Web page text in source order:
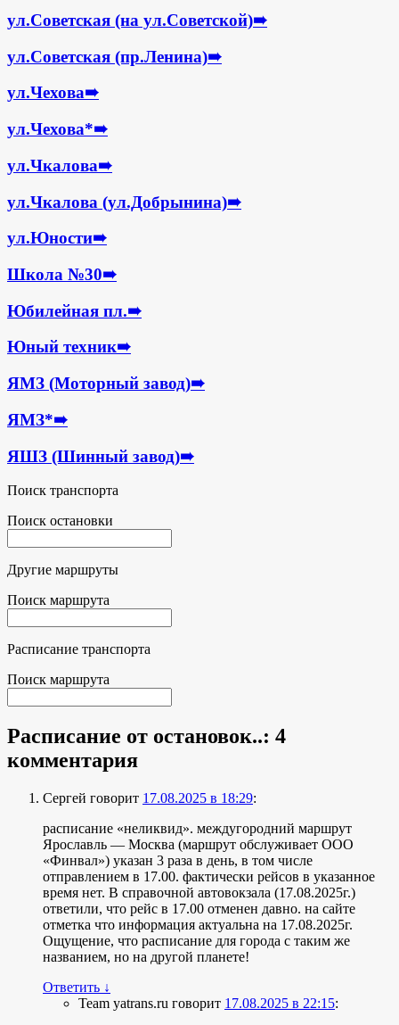
ул.Советская (на ул.Советской)➠
ул.Советская (пр.Ленина)➠
ул.Чехова➠
ул.Чехова*➠
ул.Чкалова➠
ул.Чкалова (ул.Добрынина)➠
ул.Юности➠
Школа №30➠
Юбилейная пл.➠
Юный техник➠
ЯМЗ (Моторный завод)➠
ЯМЗ*➠
ЯШЗ (Шинный завод)➠
Поиск транспорта
Поиск остановки
Другие маршруты
Поиск маршрута
Расписание транспорта
Поиск маршрута
Расписание от остановок..: 4
комментария
Сергей говорит 17.08.2025 в 18:29:
расписание «неликвид». междугородний маршрут
Ярославль — Москва (маршрут обслуживает ООО
«Финвал») указан 3 раза в день, в том числе
отправлением в 17.00. фактически рейсов в указанное
время нет. В справочной автовокзала (17.08.2025г.)
ответили, что рейс в 17.00 отменен давно. на сайте
отметка что информация актуальна на 17.08.2025г.
Ощущение, что расписание для города с таким же
названием, но на другой планете!
Ответить ↓
Team yatrans.ru говорит 17.08.2025 в 22:15: